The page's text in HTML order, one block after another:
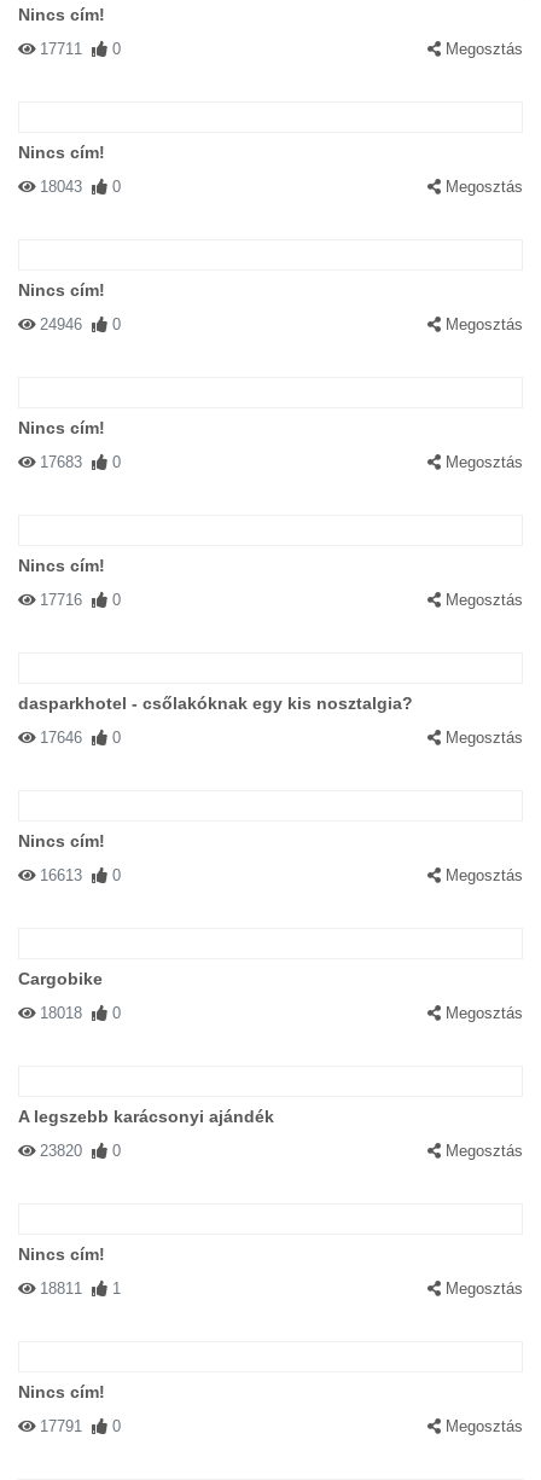
Nincs cím!
17711 0 Megosztás
Nincs cím!
18043 0 Megosztás
Nincs cím!
24946 0 Megosztás
Nincs cím!
17683 0 Megosztás
Nincs cím!
17716 0 Megosztás
dasparkhotel - csőlakóknak egy kis nosztalgia?
17646 0 Megosztás
Nincs cím!
16613 0 Megosztás
Cargobike
18018 0 Megosztás
A legszebb karácsonyi ajándék
23820 0 Megosztás
Nincs cím!
18811 1 Megosztás
Nincs cím!
17791 0 Megosztás